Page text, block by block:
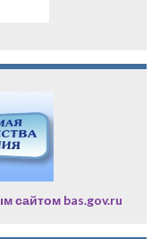
сайтом bas.gov.ru